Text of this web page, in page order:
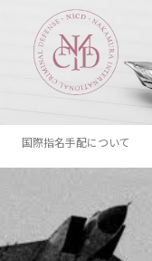
国際指名手配について